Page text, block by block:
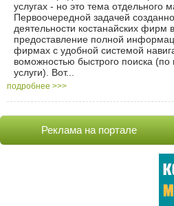
услугах - но это тема
Первоочередной задачей
деятельности костанайских фирм
предоставление полной
фирмах с удобной системой
воможностью быстрого поиска
услуги). Вот...
подробнее >>>
Реклама на портале